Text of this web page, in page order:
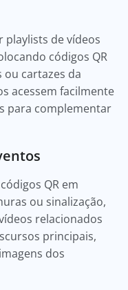
de vídeos
códigos QR
cartazes da
acessem facilmente
para complementar
QR em
ou sinalização,
relacionados
principais,
dos